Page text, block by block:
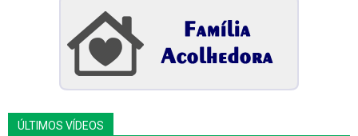
ÚLTIMOS VÍDEOS